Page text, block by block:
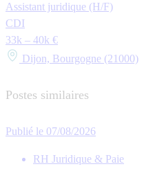
Assistant juridique (H/F)
CDI
33k – 40k €
Dijon, Bourgogne (21000)
Postes similaires
Publié le 07/08/2026
RH Juridique & Paie